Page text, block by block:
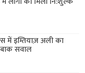
में इम्तियाज़ अली का
सवाल